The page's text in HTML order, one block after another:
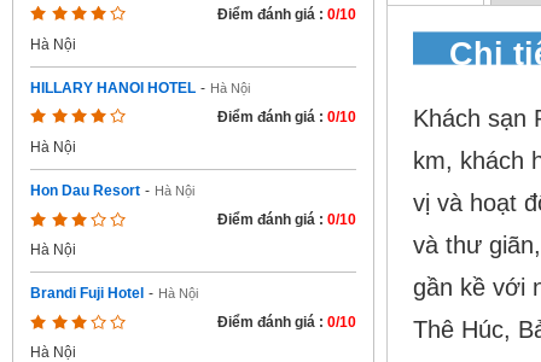
Điểm đánh giá : 0/10
Hà Nội
HILLARY HANOI HOTEL - Hà Nội
Điểm đánh giá : 0/10
Hà Nội
Hon Dau Resort - Hà Nội
Điểm đánh giá : 0/10
Hà Nội
Brandi Fuji Hotel - Hà Nội
Điểm đánh giá : 0/10
Hà Nội
Chi
Khách sạn
km, khách
vị và hoạt
và thư
gần kề với
Thê Húc,